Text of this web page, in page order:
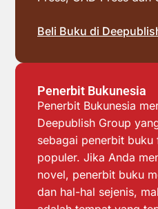
Beli Buku di
Penerbit Bukunesia
Penerbit Bukunesia
Deepublish Group
sebagai penerbit
populer. Jika Anda
novel, penerbit buku
dan hal-hal sejenis,